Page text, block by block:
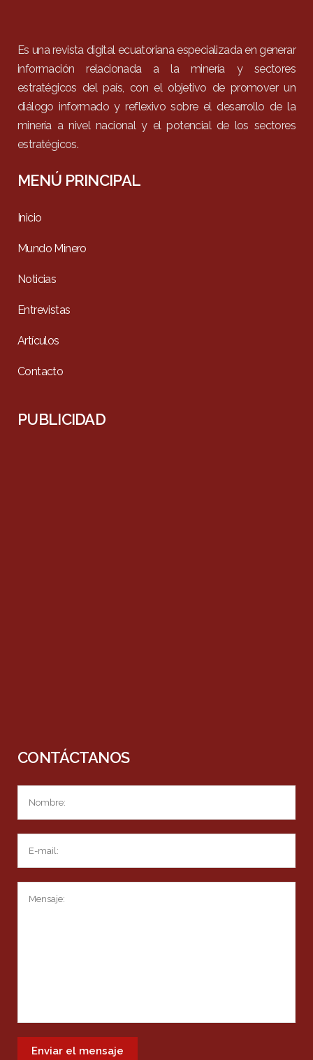
Es una revista digital ecuatoriana especializada en generar
información relacionada a la minería y sectores
estratégicos del país, con el objetivo de promover un
diálogo informado y reflexivo sobre el desarrollo de la
minería a nivel nacional y el potencial de los sectores
estratégicos.
MENÚ PRINCIPAL
Inicio
Mundo Minero
Noticias
Entrevistas
Artículos
Contacto
PUBLICIDAD
CONTÁCTANOS